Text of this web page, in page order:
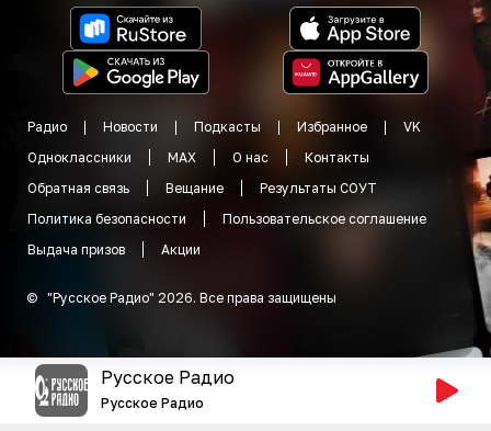
Радио Новости Подкасты Избранное
VK
Одноклассники
MAX О нас
Контакты
Обратная связь
Вещание
Результаты СОУТ
Политика безопасности
Пользовательское соглашение
Выдача призов
Акции
© "Русское Радио" 2026. Все права защищены
Русское Радио
Русское Радио